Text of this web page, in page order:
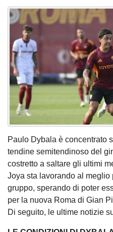
Paulo Dybala è concentrato
tendine semitendinoso del
costretto a saltare gli ultimi
Joya sta lavorando al meglio
gruppo, sperando di poter
per la nuova Roma di Gian
Di seguito, le ultime notizie